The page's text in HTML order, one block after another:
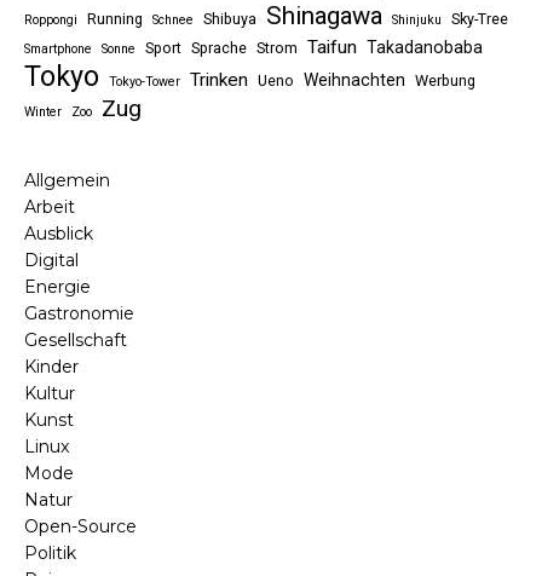
Roppongi
Running Schnee Shibuya Shinagawa Shinjuku Sky-Tree
Smartphone Sonne Sport Sprache Strom Taifun Takadanobaba
Tokyo Tokyo-Tower Trinken Ueno Weihnachten Werbung
Winter Zoo Zug
Allgemein
Arbeit
Ausblick
Digital
Energie
Gastronomie
Gesellschaft
Kinder
Kultur
Kunst
Linux
Mode
Natur
Open-Source
Politik